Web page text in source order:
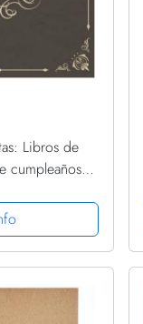
Libros de
cumpleaños
y